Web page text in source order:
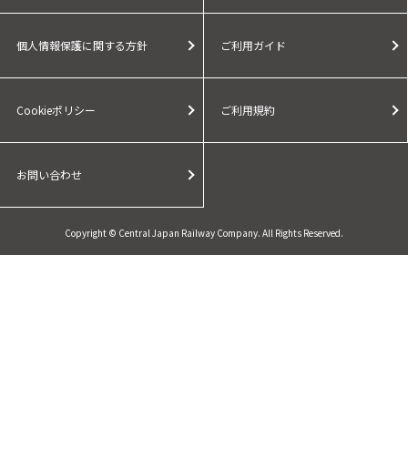
個人情報保護に関する方針 ご利用ガイド
Cookieポリシー ご利用規約
お問い合わせ
Copyright © Central Japan Railway Company. All Rights Reserved.